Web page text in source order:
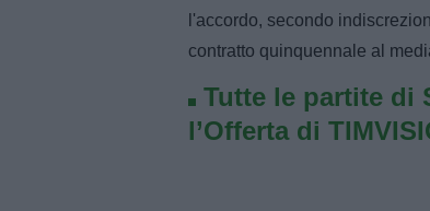
l'accordo, secondo
contratto quinquennale al
Tutte le partite di
l’Offerta di